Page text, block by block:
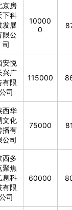
京房
下科
发展
限公
司
10000
0
安悦
兴广
有限
司
115000
西华
文化
播有
公司
75000
西多
聚焦
息科
有限
司
60000
有服务中心的工作
立即入驻